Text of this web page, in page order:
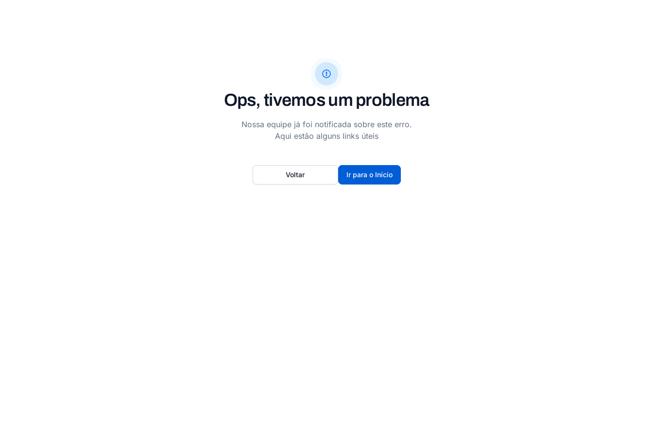
Ops, tivemos um problema
Nossa equipe já foi notificada sobre este erro.
Aqui estão alguns links úteis
Ir para o Início
Voltar